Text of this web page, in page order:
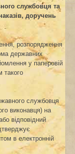
ого службовця та
доручень
розпорядження
державних
у паперовій
такого
службовця
виконавця) на
відповідний
в електронній